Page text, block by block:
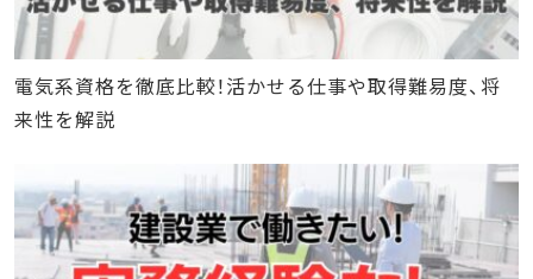
電気系資格を徹底比較！活かせる仕事や取得難易度、将
来性を解説